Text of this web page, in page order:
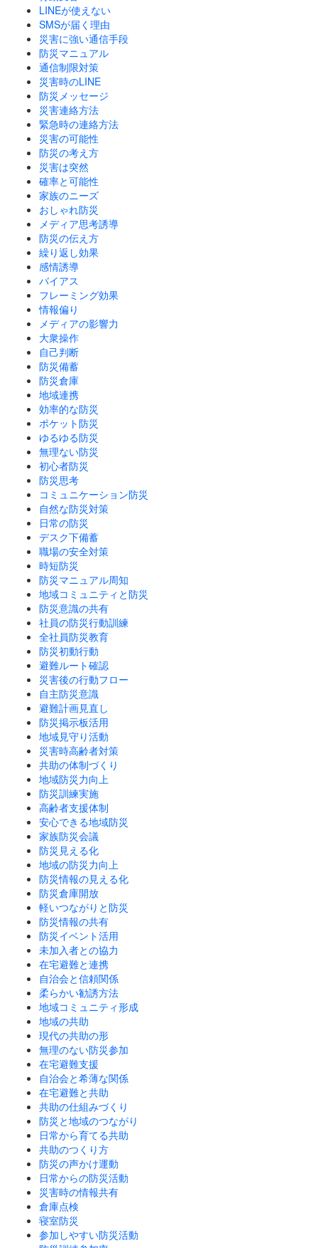
LINEが使えない
SMSが届く理由
災害に強い通信手段
防災マニュアル
通信制限対策
災害時のLINE
防災メッセージ
災害連絡方法
緊急時の連絡方法
災害の可能性
防災の考え方
災害は突然
確率と可能性
家族のニーズ
おしゃれ防災
メディア思考誘導
防災の伝え方
繰り返し効果
感情誘導
バイアス
フレーミング効果
情報偏り
メディアの影響力
大衆操作
自己判断
防災備蓄
防災倉庫
地域連携
効率的な防災
ポケット防災
ゆるゆる防災
無理ない防災
初心者防災
防災思考
コミュニケーション防災
自然な防災対策
日常の防災
デスク下備蓄
職場の安全対策
時短防災
防災マニュアル周知
地域コミュニティと防災
防災意識の共有
社員の防災行動訓練
全社員防災教育
防災初動行動
避難ルート確認
災害後の行動フロー
自主防災意識
避難計画見直し
防災掲示板活用
地域見守り活動
災害時高齢者対策
共助の体制づくり
地域防災力向上
防災訓練実施
高齢者支援体制
安心できる地域防災
家族防災会議
防災見える化
地域の防災力向上
防災情報の見える化
防災倉庫開放
軽いつながりと防災
防災情報の共有
防災イベント活用
未加入者との協力
在宅避難と連携
自治会と信頼関係
柔らかい勧誘方法
地域コミュニティ形成
地域の共助
現代の共助の形
無理のない防災参加
在宅避難支援
自治会と希薄な関係
在宅避難と共助
共助の仕組みづくり
防災と地域のつながり
日常から育てる共助
共助のつくり方
防災の声かけ運動
日常からの防災活動
災害時の情報共有
倉庫点検
寝室防災
参加しやすい防災活動